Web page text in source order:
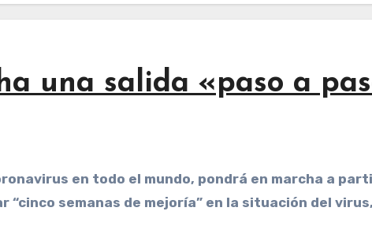
una salida «paso a
semanas de mejoría” en la situación del